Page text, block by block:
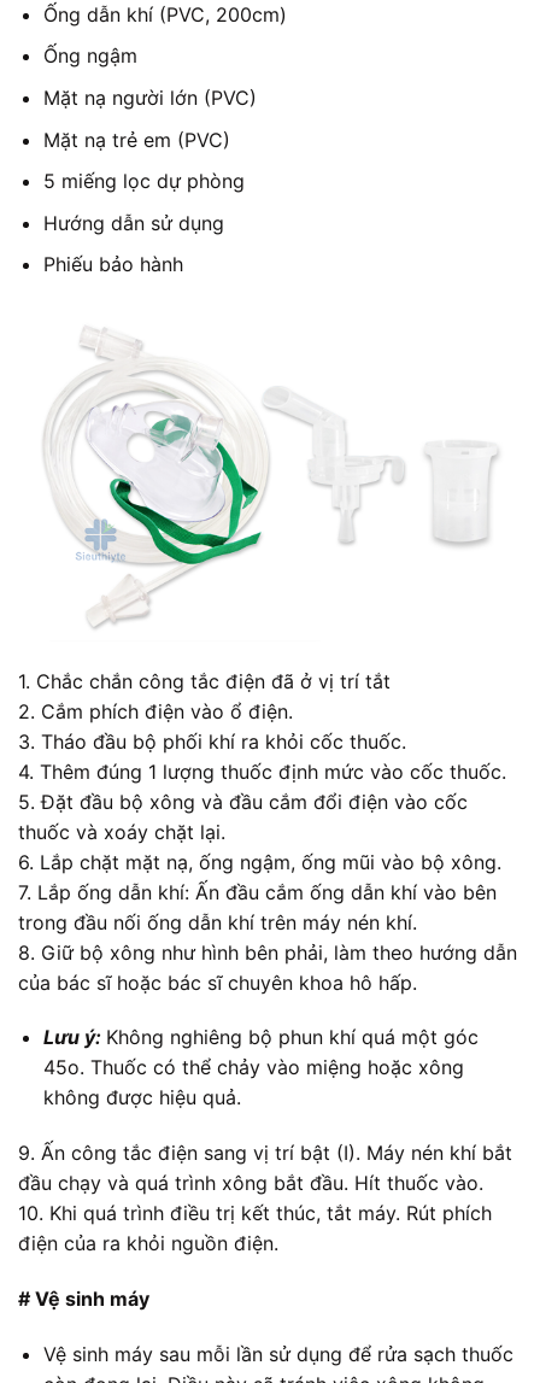
Ống dẫn khí (PVC, 200cm)
Ống ngậm
Mặt nạ người lớn (PVC)
Mặt nạ trẻ em (PVC)
5 miếng lọc dự phòng
Hướng dẫn sử dụng
Phiếu bảo hành
1. Chắc chắn công tắc điện đã ở vị trí tắt
2. Cắm phích điện vào ổ điện.
3. Tháo đầu bộ phối khí ra khỏi cốc thuốc.
4. Thêm đúng 1 lượng thuốc định mức vào cốc thuốc.
5. Đặt đầu bộ xông và đầu cắm đổi điện vào cốc
thuốc và xoáy chặt lại.
6. Lắp chặt mặt nạ, ống ngậm, ống mũi vào bộ xông.
7. Lắp ống dẫn khí: Ấn đầu cắm ống dẫn khí vào bên
trong đầu nối ống dẫn khí trên máy nén khí.
8. Giữ bộ xông như hình bên phải, làm theo hướng dẫn
của bác sĩ hoặc bác sĩ chuyên khoa hô hấp.
Lưu ý: Không nghiêng bộ phun khí quá một góc
45o. Thuốc có thể chảy vào miệng hoặc xông
không được hiệu quả.
9. Ấn công tắc điện sang vị trí bật (I). Máy nén khí bắt
đầu chạy và quá trình xông bắt đầu. Hít thuốc vào.
10. Khi quá trình điều trị kết thúc, tắt máy. Rút phích
điện của ra khỏi nguồn điện.
# Vệ sinh máy
Vệ sinh máy sau mỗi lần sử dụng để rửa sạch thuốc